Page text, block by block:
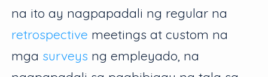
na ito ay nagpapadali ng regular na
retrospective meetings at custom na
mga surveys ng empleyado, na